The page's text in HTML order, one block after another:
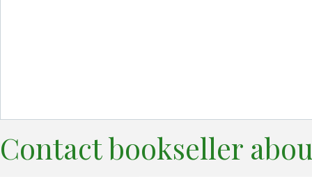
Contact bookseller